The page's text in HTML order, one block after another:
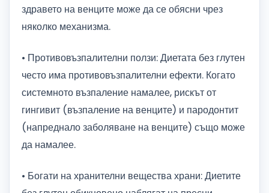
здравето на венците може да се обясни чрез
няколко механизма.
• Противовъзпалителни ползи: Диетата без глутен
често има противовъзпалителни ефекти. Когато
системното възпаление намалее, рискът от
гингивит (възпаление на венците) и пародонтит
(напреднало заболяване на венците) също може
да намалее.
• Богати на хранителни вещества храни: Диетите